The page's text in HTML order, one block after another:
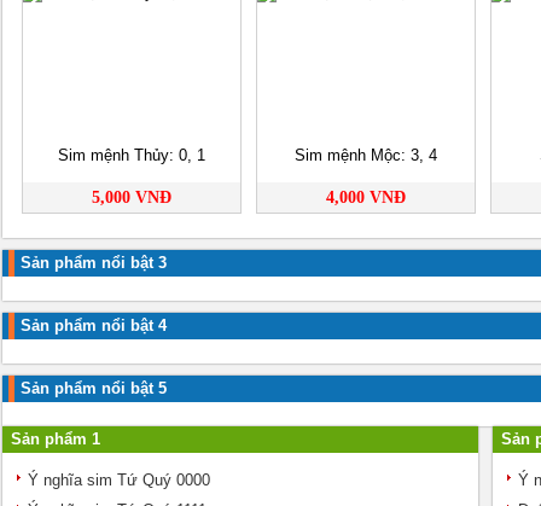
Sim mệnh Thủy: 0, 1
5,000 VNĐ
Sim mệnh Mộc: 3, 4
4,000 VNĐ
Sản phẩm nổi bật 3
Sản phẩm nổi bật 4
Sản phẩm nổi bật 5
Sản phẩm 1
Ý nghĩa sim Tứ Quý 0000
Sản
Ý